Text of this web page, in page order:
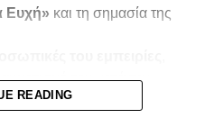
Ευχή» και τη σημασία της
του κατά την
READING